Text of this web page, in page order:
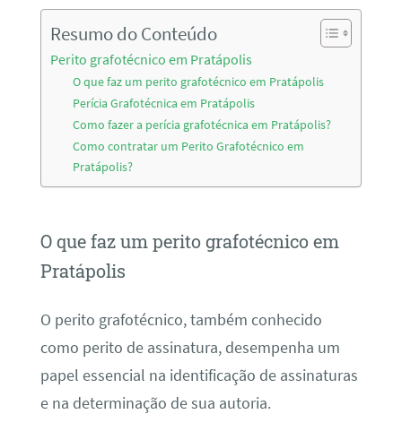
Resumo do Conteúdo
Perito grafotécnico em Pratápolis
O que faz um perito grafotécnico em Pratápolis
Perícia Grafotécnica em Pratápolis
Como fazer a perícia grafotécnica em Pratápolis?
Como contratar um Perito Grafotécnico em
Pratápolis?
O que faz um perito grafotécnico em
Pratápolis
O perito grafotécnico, também conhecido
como perito de assinatura, desempenha um
papel essencial na identificação de assinaturas
e na determinação de sua autoria.